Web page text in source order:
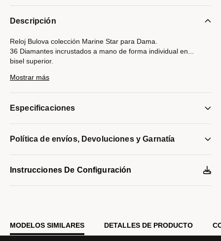
Descripción
Reloj Bulova colección Marine Star para Dama.
36 Diamantes incrustados a mano de forma individual en
bisel superior.
Caja y brazalete realizados en acero inoxidable acabado PVD
números romanos y manecillas en oro rosa.
Mostrar más
Especificaciones
Política de envíos, Devoluciones y Garnatía
Instrucciones De Configuración
MODELOS SIMILARES DETALLES DE PRODUCTO